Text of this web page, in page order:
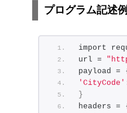
プログラム記述
import
url =
payload =
'CityCode'
}
headers =